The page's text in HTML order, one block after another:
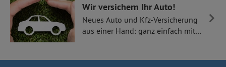
Wir versichern Ihr Auto!
Neues Auto und Kfz-Versicherung
aus einer Hand: ganz einfach mit